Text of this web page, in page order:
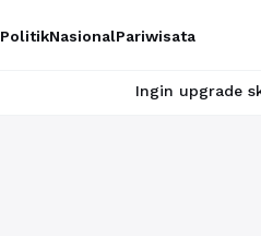
PolitikNasionalPariwisata
Ingin upgrade skill tanpa